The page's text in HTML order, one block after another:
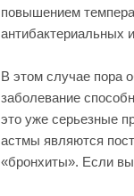
повышением
антибактериальных
В этом случае пора
заболевание
это уже серьезные
астмы являются
«бронхиты». Если